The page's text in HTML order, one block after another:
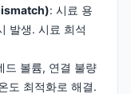
: 시료 용
발생. 시료 희석
드 볼륨, 연결 불량
도 최적화로 해결.